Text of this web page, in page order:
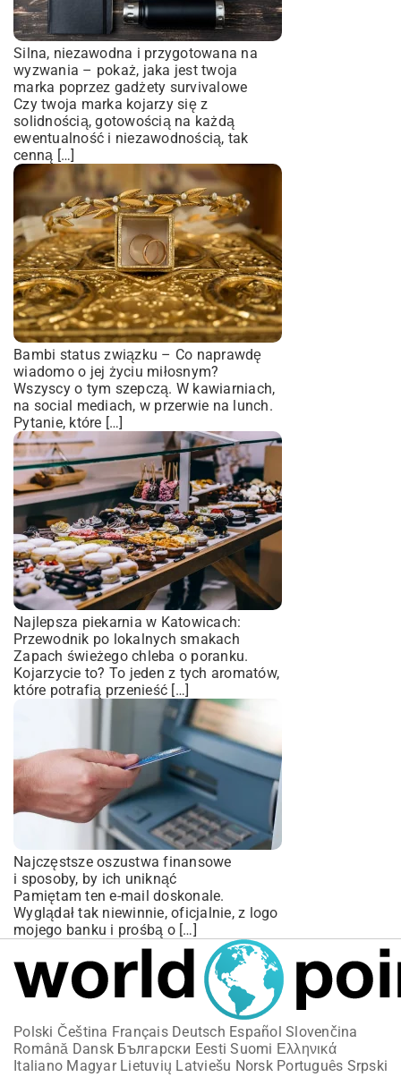
Silna, niezawodna i przygotowana na
wyzwania – pokaż, jaka jest twoja
marka poprzez gadżety survivalowe
Czy twoja marka kojarzy się z
solidnością, gotowością na każdą
ewentualność i niezawodnością, tak
cenną […]
Bambi status związku – Co naprawdę
wiadomo o jej życiu miłosnym?
Wszyscy o tym szepczą. W kawiarniach,
na social mediach, w przerwie na lunch.
Pytanie, które […]
Najlepsza piekarnia w Katowicach:
Przewodnik po lokalnych smakach
Zapach świeżego chleba o poranku.
Kojarzycie to? To jeden z tych aromatów,
które potrafią przenieść […]
Najczęstsze oszustwa finansowe
i sposoby, by ich uniknąć
Pamiętam ten e-mail doskonale.
Wyglądał tak niewinnie, oficjalnie, z logo
mojego banku i prośbą o […]
Polski Čeština Français Deutsch Español Slovenčina
Română Dansk Български Eesti Suomi Ελληνικά
Italiano Magyar Lietuvių Latviešu Norsk Português Srpski